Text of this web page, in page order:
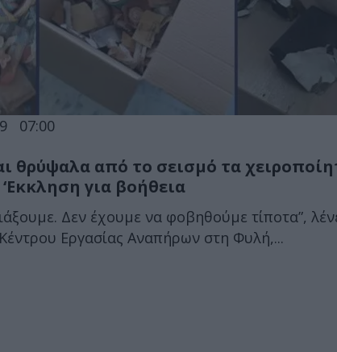
07:00
θρύψαλα από το σεισμό τα
για βοήθεια
Δεν έχουμε να φοβηθούμε τίποτα”,
Εργασίας Αναπήρων στη Φυλή,...